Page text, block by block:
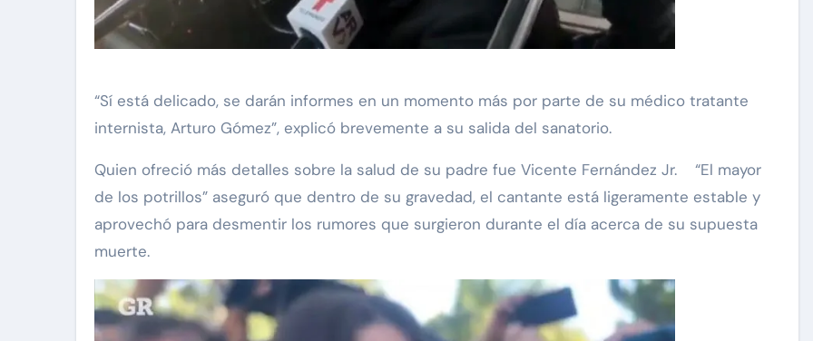
“Sí está delicado, se darán informes en un momento más por parte de su médico tratante
internista, Arturo Gómez”, explicó brevemente a su salida del sanatorio.
Quien ofreció más detalles sobre la salud de su padre fue Vicente Fernández Jr. “El mayor
de los potrillos” aseguró que dentro de su gravedad, el cantante está ligeramente estable y
aprovechó para desmentir los rumores que surgieron durante el día acerca de su supuesta
muerte.